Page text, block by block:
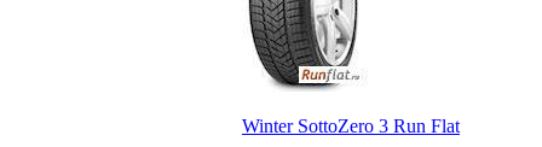
Winter SottoZero 3 Run Flat